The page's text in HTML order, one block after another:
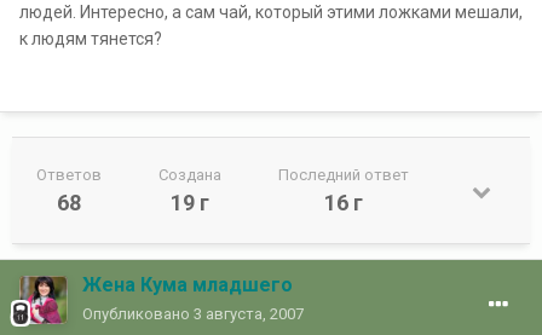
людей. Интересно, а сам чай, который этими ложками мешали,
к людям тянется?
Ответов
68
Создана
19 г
Последний ответ
16 г
Жена Кума младшего
Опубликовано 3 августа, 2007